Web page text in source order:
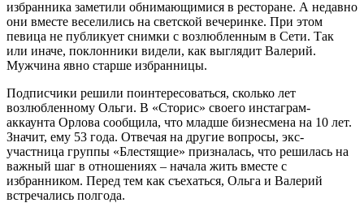
избранника заметили обнимающимися в ресторане. А недавно
они вместе веселились на светской вечеринке. При этом
певица не публикует снимки с возлюбленным в Сети. Так
или иначе, поклонники видели, как выглядит Валерий.
Мужчина явно старше избранницы.
Подписчики решили поинтересоваться, сколько лет
возлюбленному Ольги. В «Сторис» своего инстаграм-
аккаунта Орлова сообщила, что младше бизнесмена на 10 лет.
Значит, ему 53 года. Отвечая на другие вопросы, экс-
участница группы «Блестящие» призналась, что решилась на
важный шаг в отношениях – начала жить вместе с
избранником. Перед тем как съехаться, Ольга и Валерий
встречались полгода.